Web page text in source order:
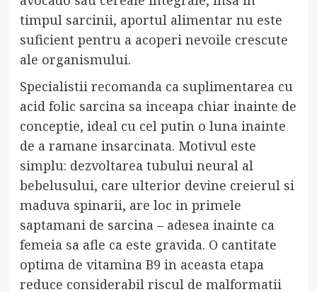
timpul sarcinii, aportul alimentar nu este
suficient pentru a acoperi nevoile crescute
ale organismului.
Specialistii recomanda ca suplimentarea cu
acid folic sarcina sa inceapa chiar inainte de
conceptie, ideal cu cel putin o luna inainte
de a ramane insarcinata. Motivul este
simplu: dezvoltarea tubului neural al
bebelusului, care ulterior devine creierul si
maduva spinarii, are loc in primele
saptamani de sarcina – adesea inainte ca
femeia sa afle ca este gravida. O cantitate
optima de vitamina B9 in aceasta etapa
reduce considerabil riscul de malformatii